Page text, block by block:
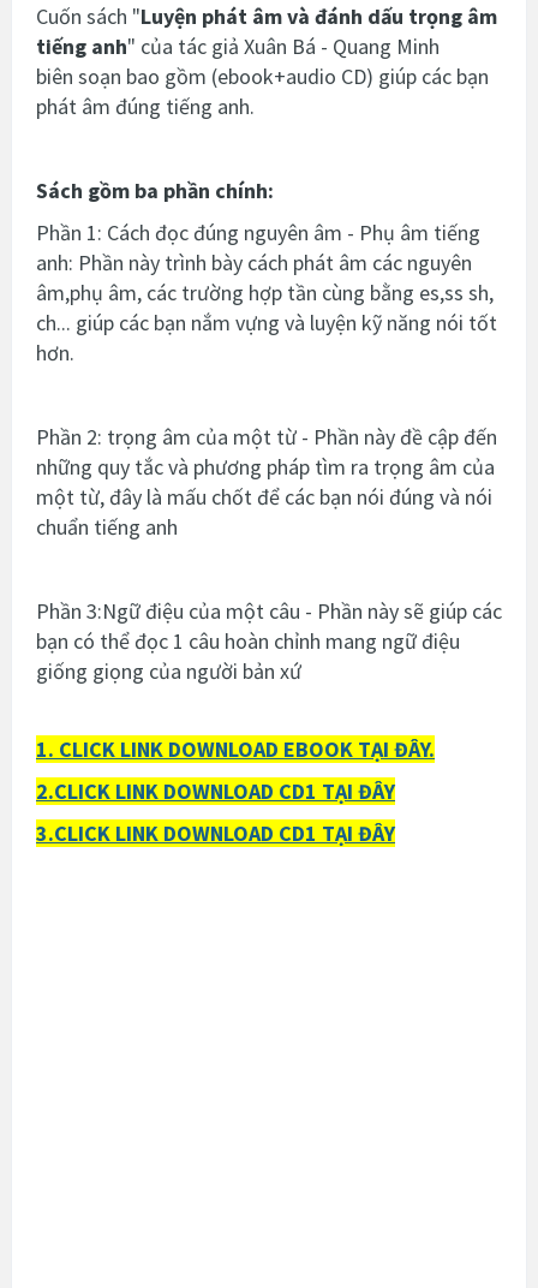
Cuốn sách "Luyện phát âm và đánh dấu trọng âm
tiếng anh" của tác giả Xuân Bá - Quang Minh
biên soạn bao gồm (ebook+audio CD) giúp các bạn
phát âm đúng tiếng anh.
Sách gồm ba phần chính:
Phần 1: Cách đọc đúng nguyên âm - Phụ âm tiếng
anh: Phần này trình bày cách phát âm các nguyên
âm,phụ âm, các trường hợp tần cùng bằng es,ss sh,
ch... giúp các bạn nắm vựng và luyện kỹ năng nói tốt
hơn.
Phần 2: trọng âm của một từ - Phần này đề cập đến
những quy tắc và phương pháp tìm ra trọng âm của
một từ, đây là mấu chốt để các bạn nói đúng và nói
chuẩn tiếng anh
Phần 3:Ngữ điệu của một câu - Phần này sẽ giúp các
bạn có thể đọc 1 câu hoàn chỉnh mang ngữ điệu
giống giọng của người bản xứ
1. CLICK LINK DOWNLOAD EBOOK TẠI ĐÂY.
2.CLICK LINK DOWNLOAD CD1 TẠI ĐÂY
3.CLICK LINK DOWNLOAD CD1 TẠI ĐÂY